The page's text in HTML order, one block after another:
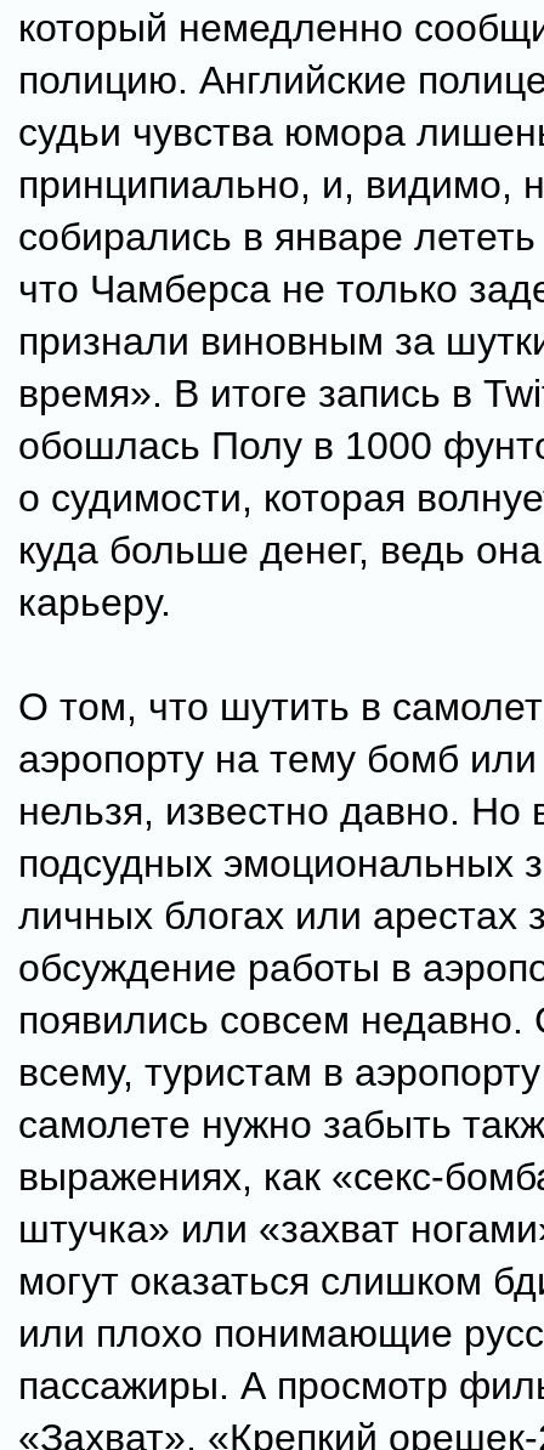
который немедленно
полицию. Английские
судьи чувства юмора
принципиально, и, видимо,
собирались в январе лететь
что Чамберса не только
признали виновным за
время». В итоге запись в
обошлась Полу в 1000
о судимости, которая
куда больше денег, ведь
карьеру.
О том, что шутить в
аэропорту на тему бомб или
нельзя, известно давно. Но
подсудных эмоциональных
личных блогах или арестах
обсуждение работы в
появились совсем недавно.
всему, туристам в
самолете нужно забыть
выражениях, как «секс-
штучка» или «захват
могут оказаться слишком
или плохо понимающие
пассажиры. А просмотр
«Захват», «Крепкий